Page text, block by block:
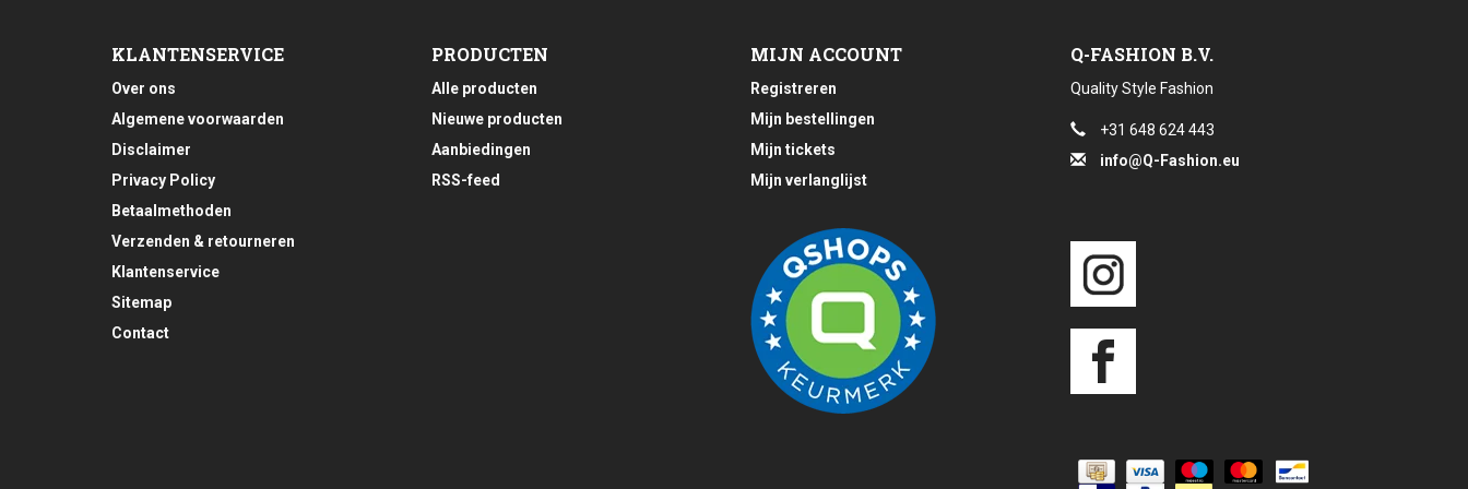
KLANTENSERVICE
Over ons
Algemene voorwaarden
Disclaimer
Privacy Policy
Betaalmethoden
Verzenden & retourneren
Klantenservice
Sitemap
Contact
PRODUCTEN
Alle producten
Nieuwe producten
Aanbiedingen
RSS-feed
MIJN ACCOUNT
Registreren
Mijn bestellingen
Mijn tickets
Mijn verlanglijst
Q-FASHION B.V.
Quality Style Fashion
+31 648 624 443
info@Q-Fashion.eu